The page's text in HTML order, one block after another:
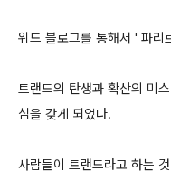
위드 블로그를 통해서 ' 파리
트랜드의 탄생과 확산의 미
심을 갖게 되었다.
사람들이 트랜드라고 하는